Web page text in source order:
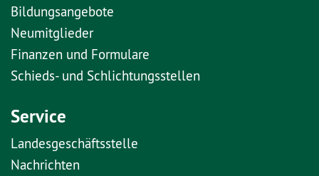
Bildungsangebote
Neumitglieder
Finanzen und Formulare
Schieds- und Schlichtungsstellen
Service
Landesgeschäftsstelle
Nachrichten